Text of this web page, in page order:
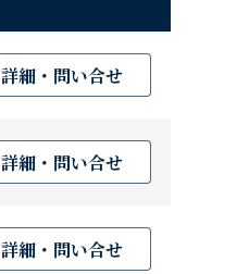
詳細・問い合せ
詳細・問い合せ
詳細・問い合せ